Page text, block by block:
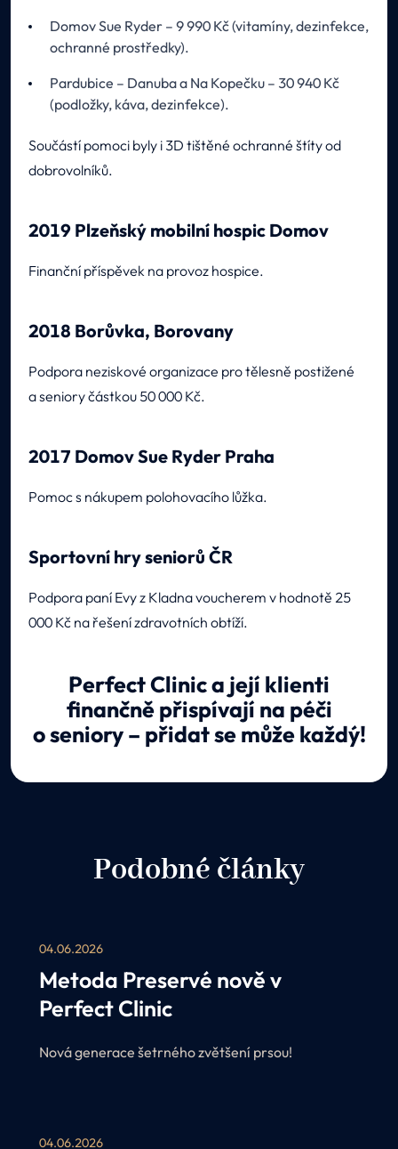
Domov Sue Ryder – 9 990 Kč (vitamíny, dezinfekce,
ochranné prostředky).
Pardubice – Danuba a Na Kopečku – 30 940 Kč
(podložky, káva, dezinfekce).
Součástí pomoci byly i 3D tištěné ochranné štíty od
dobrovolníků.
2019 Plzeňský mobilní hospic Domov
Finanční příspěvek na provoz hospice.
2018 Borůvka, Borovany
Podpora neziskové organizace pro tělesně postižené
a seniory částkou 50 000 Kč.
2017 Domov Sue Ryder Praha
Pomoc s nákupem polohovacího lůžka.
Sportovní hry seniorů ČR
Podpora paní Evy z Kladna voucherem v hodnotě 25
000 Kč na řešení zdravotních obtíží.
Perfect Clinic a její klienti
finančně přispívají na péči
o seniory – přidat se může každý!
Podobné články
04.06.2026
Metoda Preservé nově v
Perfect Clinic
Nová generace šetrného zvětšení prsou!
04.06.2026